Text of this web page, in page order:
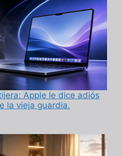
Apple le dice adiós
la vieja guardia.